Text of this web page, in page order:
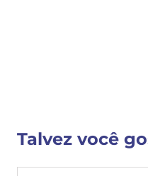
VER MAIS
Talvez você